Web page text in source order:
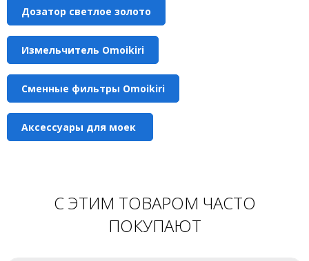
Дозатор светлое золото
Измельчитель Omoikiri
Сменные фильтры Omoikiri
Аксессуары для моек
С ЭТИМ ТОВАРОМ ЧАСТО
ПОКУПАЮТ